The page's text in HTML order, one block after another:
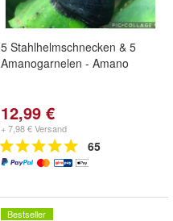
5 Stahlhelmschnecken & 5
Amanogarnelen - Amano
12,99 €
+ 7,98 € Versand
65
Bestseller